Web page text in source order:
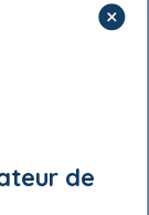
tasse)
de